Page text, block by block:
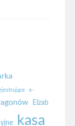
e-
Elzab
kasa